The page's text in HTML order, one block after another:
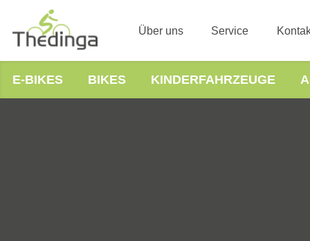
Über uns Service
E-BIKES BIKES KINDERFAHRZEUGE